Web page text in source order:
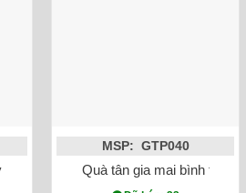
bình tích lộc đắp nổi xanh lam 52cm
MSP: GTP040
Quà tân gia mai bình tích